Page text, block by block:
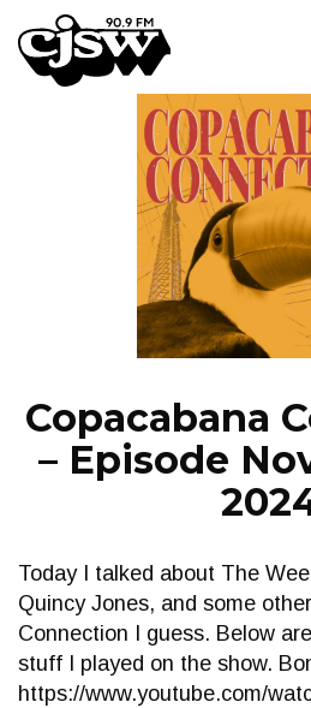
CJSW
FILTER BY:
Copacabana
– Episode
Today I talked about The
Quincy Jones, and some
Connection I guess. Below
stuff I played on the show.
https://www.youtube.com/